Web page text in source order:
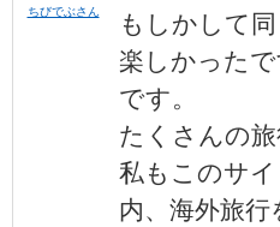
ちびでぶさん
もしかして
楽しかった
です。
たくさんの
私もこのサ
内、海外旅行